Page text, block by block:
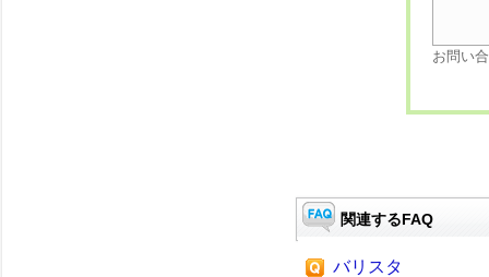
お問い
関連するFAQ
バリスタ